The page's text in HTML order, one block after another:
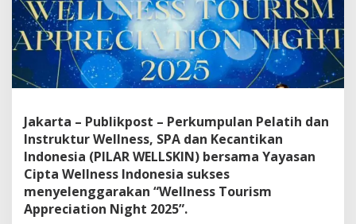
Jakarta – Publikpost – Perkumpulan Pelatih dan
Instruktur Wellness, SPA dan Kecantikan
Indonesia (PILAR WELLSKIN) bersama Yayasan
Cipta Wellness Indonesia sukses
menyelenggarakan “Wellness Tourism
Appreciation Night 2025”.